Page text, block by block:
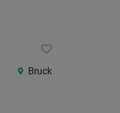
Bruck